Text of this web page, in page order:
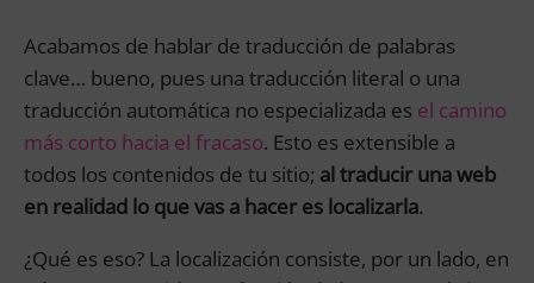
Acabamos de hablar de traducción de palabras
clave… bueno, pues una traducción literal o una
traducción automática no especializada es el camino
más corto hacia el fracaso. Esto es extensible a
todos los contenidos de tu sitio; al traducir una web
en realidad lo que vas a hacer es localizarla.
¿Qué es eso? La localización consiste, por un lado, en